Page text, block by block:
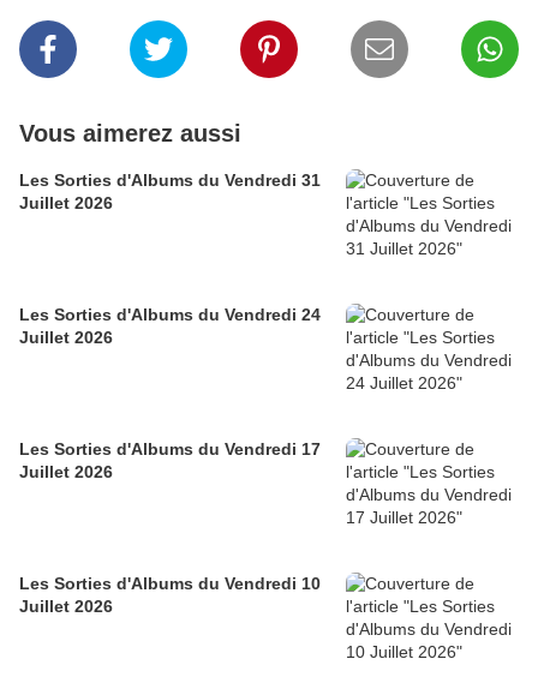
Vous aimerez aussi
Les Sorties d'Albums du Vendredi 31
Juillet 2026
Les Sorties d'Albums du Vendredi 24
Juillet 2026
Les Sorties d'Albums du Vendredi 17
Juillet 2026
Les Sorties d'Albums du Vendredi 10
Juillet 2026